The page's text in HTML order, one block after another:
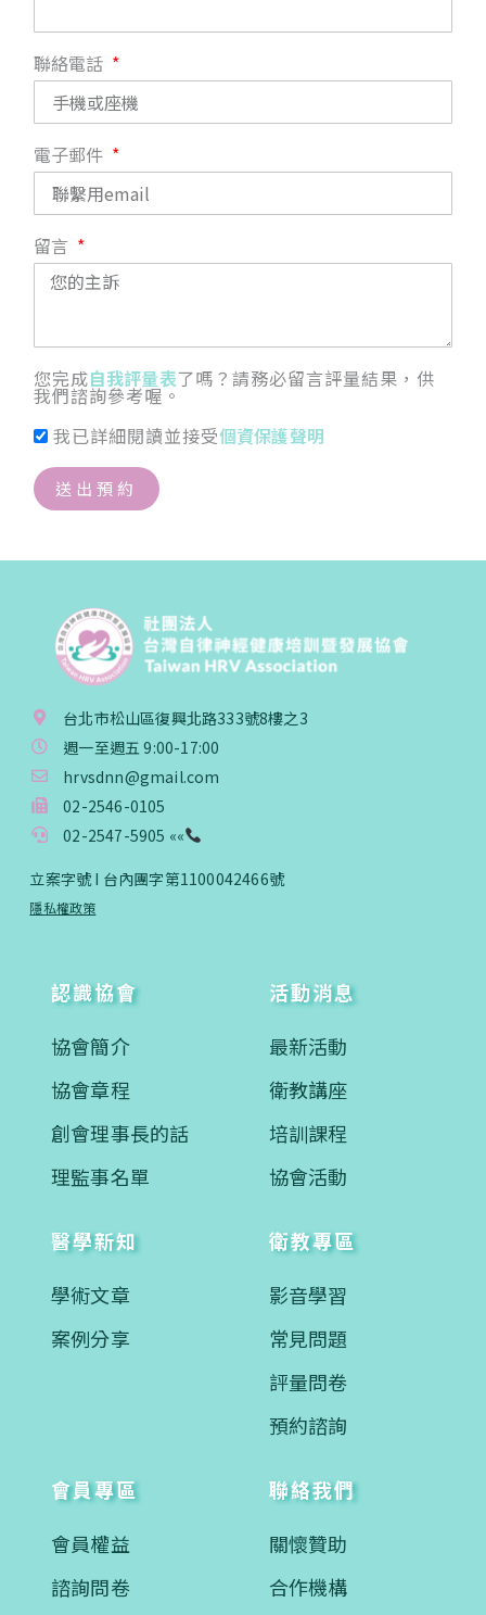
聯絡電話
電子郵件
留言
您完成自我評量表了嗎？請務必留言評量結果，供
我們諮詢參考喔。
我已詳細閱讀並接受個資保護聲明
送出預約
台北市松山區復興北路333號8樓之3
週一至週五 9:00-17:00
hrvsdnn@gmail.com
02-2546-0105
02-2547-5905 ««
立案字號 I 台內團字第1100042466號
隱私權政策
認識協會
協會簡介
協會章程
創會理事長的話
理監事名單
活動消息
最新活動
衛教講座
培訓課程
協會活動
醫學新知
學術文章
案例分享
衛教專區
影音學習
常見問題
評量問卷
預約諮詢
會員專區
會員權益
諮詢問卷
聯絡我們
關懷贊助
合作機構